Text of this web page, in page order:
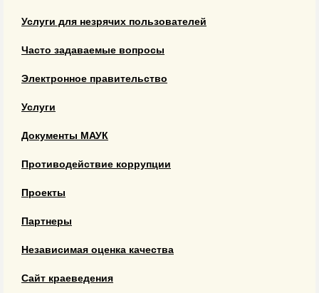
Услуги для незрячих пользователей
Часто задаваемые вопросы
Электронное правительство
Услуги
Документы МАУК
Противодействие коррупции
Проекты
Партнеры
Независимая оценка качества
Сайт краеведения